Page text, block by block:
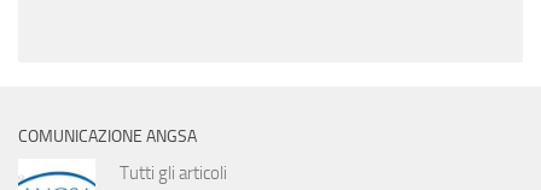
COMUNICAZIONE ANGSA
Tutti gli articoli